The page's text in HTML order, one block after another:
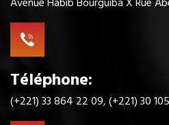
Téléphone:
(+221) 33 864 22 09, (+221) 30